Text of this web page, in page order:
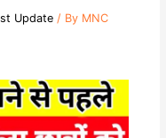
Update/ By MNC